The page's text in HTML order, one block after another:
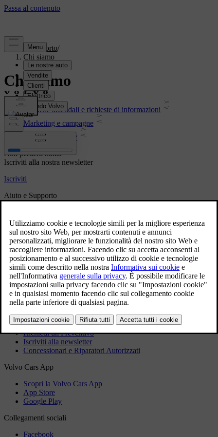
Supporto/
Chi siamo
Chi siamo
Politiche aziendali e richieste di informazioni
Marketing e campagne
Legale & Privacy